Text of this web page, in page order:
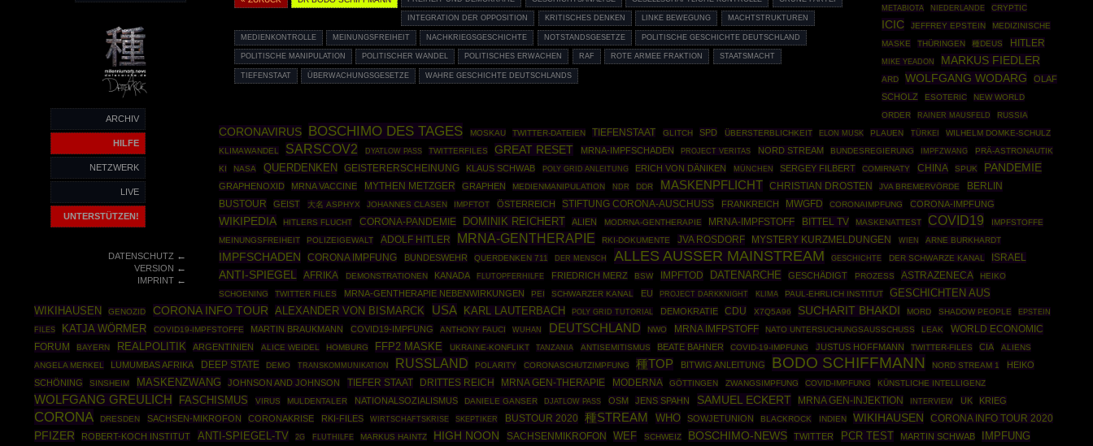
ARCHIV
HILFE
NETZWERK
LIVE
UNTERSTÜTZEN!
DATENSCHUTZ←
VERSION ←
IMPRINT←
INTEGRATION DER OPPOSITION KRITISCHES DENKEN LINKE BEWEGUNG MACHTSTRUKTUREN
MEDIENKONTROLLE MEINUNGSFREIHEIT NACHKRIEGSGESCHICHTE NOTSTANDSGESETZE POLITISCHE GESCHICHTE DEUTSCHLAND
POLITISCHE MANIPULATION POLITISCHER WANDEL POLITISCHES ERWACHEN RAF ROTE ARMEE FRAKTION STAATSMACHT
TIEFENSTAAT ÜBERWACHUNGSGESETZE WAHRE GESCHICHTE DEUTSCHLANDS
METABIOTA NIEDERLANDE CRYPTIC
ICIC JEFFREY EPSTEIN
MEDIZINISCHE
MASKE
THÜRINGEN 種DEUS HITLER
MIKE YEADON MARKUS FIEDLER
ARD WOLFGANG WODARG
OLAF
SCHOLZ
ESOTERIC
NEW WORLD
ORDER
RAINER MAUSFELD RUSSIA
CORONAVIRUS BOSCHIMO DES TAGES MOSKAU TWITTER-DATEIEN TIEFENSTAAT GLITCH SPD ÜBERSTERBLICHKEIT ELON MUSK PLAUEN TÜRKEI
WILHELM DOMKE-SCHULZ
KLIMAWANDEL
SARSCOV2 DYATLOW PASS TWITTERFILES GREAT RESET MRNA-IMPFSCHADEN PROJECT VERITAS NORD STREAM BUNDESREGIERUNG IMPFZWANG
PRÄ-ASTRONAUTIK
KI
NASA QUERDENKEN GEISTERERSCHEINUNG KLAUS SCHWAB POLY GRID ANLEITUNG ERICH VON DÄNIKEN MÜNCHEN SERGEY FILBERT COMIRNATY CHINA SPUK PANDEMIE
GRAPHENOXID MRNA VACCINE MYTHEN METZGER GRAPHEN MEDIENMANIPULATION NDR DDR MASKENPFLICHT CHRISTIAN DROSTEN JVA BREMERVÖRDE
BERLIN
BUSTOUR
GEIST 大名 ASPHYX JOHANNES CLASEN IMPFTOT ÖSTERREICH STIFTUNG CORONA-AUSCHUSS FRANKREICH MWGFD CORONAIMPFUNG CORONA-IMPFUNG
WIKIPEDIA HITLERS FLUCHT CORONA-PANDEMIE DOMINIK REICHERT ALIEN MODRNA-GENTHERAPIE MRNA-IMPFSTOFF BITTEL TV MASKENATTEST COVID19
IMPFSTOFFE
MEINUNGSFREIHEIT
POLIZEIGEWALT ADOLF HITLER MRNA-GENTHERAPIE RKI-DOKUMENTE JVA ROSDORF MYSTERY KURZMELDUNGEN WIEN ARNE BURKHARDT
IMPFSCHADEN CORONA IMPFUNG BUNDESWEHR QUERDENKEN 711 DER MENSCH ALLES AUSSER MAINSTREAM GESCHICHTE DER SCHWARZE KANAL ISRAEL
ANTI-SPIEGEL AFRIKA DEMONSTRATIONEN KANADA FLUTOPFERHILFE FRIEDRICH MERZ BSW IMPFTOD DATENARCHE GESCHÄDIGT PROZESS ASTRAZENECA
HEIKO
SCHOENING
TWITTER FILES MRNA-GENTHERAPIE NEBENWIRKUNGEN PEI SCHWARZER KANAL EU PROJECT DARKKNIGHT KLIMA PAUL-EHRLICH INSTITUT
GESCHICHTEN AUS
WIKIHAUSEN
GENOZID CORONA INFO TOUR ALEXANDER VON BISMARCK USA KARL LAUTERBACH POLY GRID TUTORIAL DEMOKRATIE CDU X7Q5A96 SUCHARIT BHAKDI MORD SHADOW PEOPLE
EPSTEIN
FILES
KATJA WÖRMER COVID19-IMPFSTOFFE MARTIN BRAUKMANN COVID19-IMPFUNG ANTHONY FAUCI WUHAN DEUTSCHLAND NWO MRNA IMFPSTOFF NATO UNTERSUCHUNGSAUSSCHUSS LEAK
WORLD ECONOMIC
FORUM
BAYERN REALPOLITIK ARGENTINIEN ALICE WEIDEL HOMBURG FFP2 MASKE UKRAINE-KONFLIKT TANZANIA ANTISEMITISMUS BEATE BAHNER COVID-19-IMPFUNG JUSTUS HOFFMANN TWITTER-FILES CIA
ALIENS
ANGELA MERKEL
LUMUMBAS AFRIKA DEEP STATE DEMO TRANSKOMMUNIKATION RUSSLAND POLARITY CORONASCHUTZIMPFUNG 種TOP BITWIG ANLEITUNG BODO SCHIFFMANN NORD STREAM 1
HEIKO
SCHÖNING
SINSHEIM MASKENZWANG JOHNSON AND JOHNSON TIEFER STAAT DRITTES REICH MRNA GEN-THERAPIE MODERNA GÖTTINGEN ZWANGSIMPFUNG COVID-IMPFUNG KÜNSTLICHE INTELLIGENZ
WOLFGANG GREULICH FASCHISMUS VIRUS MULDENTALER NATIONALSOZIALISMUS DANIELE GANSER DJATLOW PASS OSM JENS SPAHN SAMUEL ECKERT MRNA GEN-INJEKTION INTERVIEW UK KRIEG
CORONA DRESDEN SACHSEN-MIKROFON CORONAKRISE RKI-FILES WIRTSCHAFTSKRISE SKEPTIKER BUSTOUR 2020 種STREAM WHO SOWJETUNION BLACKROCK INDIEN WIKIHAUSEN CORONA INFO TOUR 2020
PFIZER ROBERT-KOCH INSTITUT ANTI-SPIEGEL-TV 2G FLUTHILFE MARKUS HAINTZ HIGH NOON SACHSENMIKROFON WEF SCHWEIZ BOSCHIMO-NEWS TWITTER PCR TEST MARTIN SCHWAB IMPFUNG